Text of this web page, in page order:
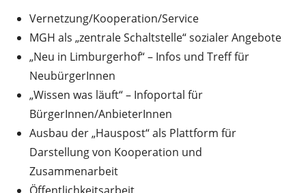
Vernetzung/Kooperation/Service
MGH als „zentrale Schaltstelle“ sozialer Angebote
„Neu in Limburgerhof“ – Infos und Treff für
NeubürgerInnen
„Wissen was läuft“ – Infoportal für
BürgerInnen/AnbieterInnen
Ausbau der „Hauspost“ als Plattform für
Darstellung von Kooperation und
Zusammenarbeit